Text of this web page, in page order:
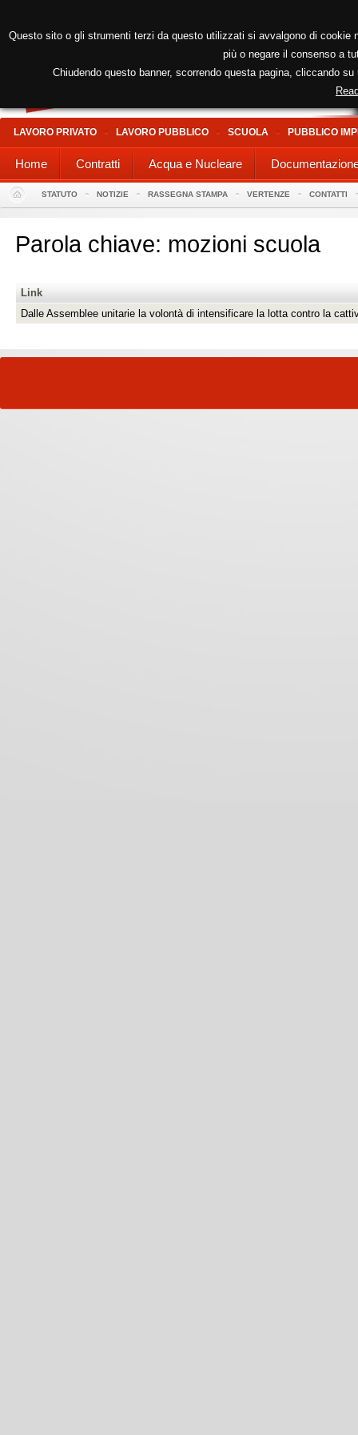
LAVORO PRIVATO LAVORO PUBBLICO SCUOLA PUBBLICO
Home Contratti Acqua e Nucleare
STATUTO NOTIZIE RASSEGNA STAMPA VERTENZE CONTATTI
Parola chiave: mozioni scuola
Link
Dalle Assemblee unitarie la volontà di intensificare la lotta contro la
Questo sito o gli strumenti terzi da questo utilizzati si avvalgono di
più o negare il consenso a
Chiudendo questo banner, scorrendo questa pagina, cliccando